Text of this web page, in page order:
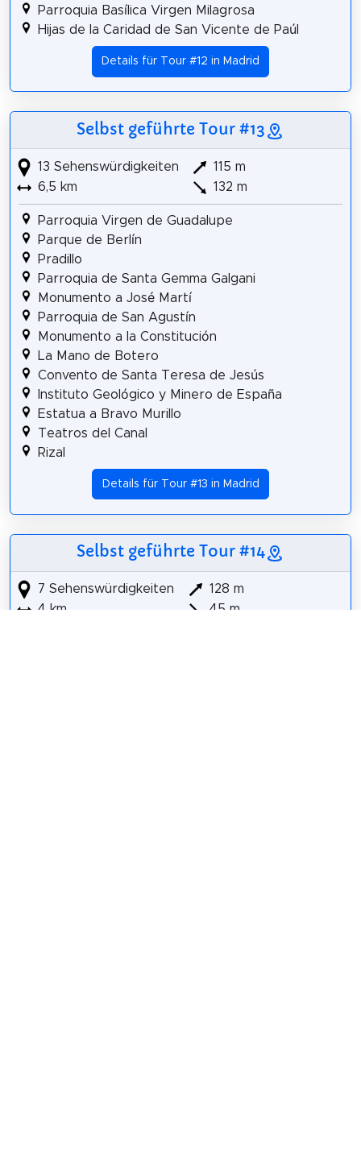
Parroquia Basílica Virgen Milagrosa
Hijas de la Caridad de San Vicente de Paúl
Details für Tour #12 in Madrid
Selbst geführte Tour #13
13 Sehenswürdigkeiten
6,5 km
115 m
132 m
Parroquia Virgen de Guadalupe
Parque de Berlín
Pradillo
Parroquia de Santa Gemma Galgani
Monumento a José Martí
Parroquia de San Agustín
Monumento a la Constitución
La Mano de Botero
Convento de Santa Teresa de Jesús
Instituto Geológico y Minero de España
Estatua a Bravo Murillo
Teatros del Canal
Rizal
Details für Tour #13 in Madrid
Selbst geführte Tour #14
7 Sehenswürdigkeiten
4 km
128 m
45 m